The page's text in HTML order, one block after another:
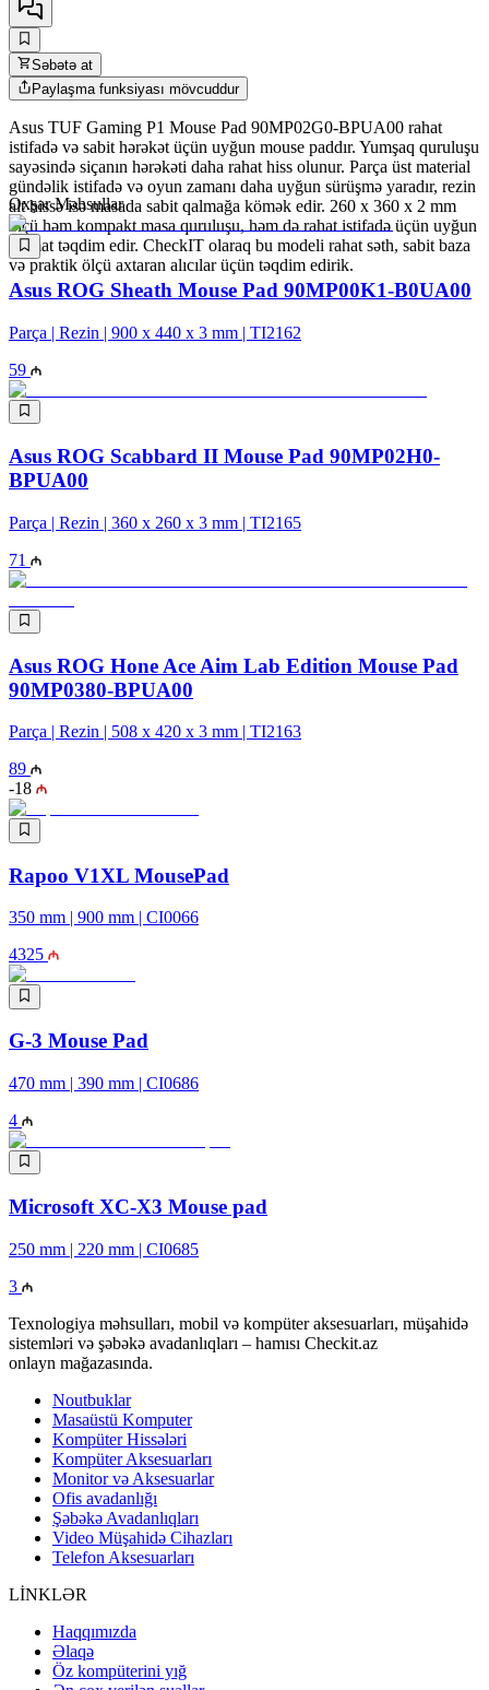
Səbətə at
Paylaşma funksiyası mövcuddur
Asus TUF Gaming P1 Mouse Pad 90MP02G0-BPUA00 rahat
istifadə və sabit hərəkət üçün uyğun mouse paddır. Yumşaq quruluşu
sayəsində siçanın hərəkəti daha rahat hiss olunur. Parça üst material
gündəlik istifadə və oyun zamanı daha uyğun sürüşmə yaradır, rezin
alt hissə isə masada sabit qalmağa kömək edir. 260 x 360 x 2 mm
ölçü həm kompakt masa quruluşu, həm də rahat istifadə üçün uyğun
format təqdim edir. CheckIT olaraq bu modeli rahat səth, sabit baza
və praktik ölçü axtaran alıcılar üçün təqdim edirik.
Oxşar Məhsullar
Asus ROG Sheath Mouse Pad 90MP00K1-B0UA00
Parça | Rezin | 900 x 440 x 3 mm | TI2162
59
Asus ROG Scabbard II Mouse Pad 90MP02H0-
BPUA00
Parça | Rezin | 360 x 260 x 3 mm | TI2165
71
Asus ROG Hone Ace Aim Lab Edition Mouse Pad
90MP0380-BPUA00
Parça | Rezin | 508 x 420 x 3 mm | TI2163
89
-18
Rapoo V1XL MousePad
350 mm | 900 mm | CI0066
4325
G-3 Mouse Pad
470 mm | 390 mm | CI0686
4
Microsoft XC-X3 Mouse pad
250 mm | 220 mm | CI0685
3
Texnologiya məhsulları, mobil və kompüter aksesuarları, müşahidə
sistemləri və şəbəkə avadanlıqları – hamısı Checkit.az
onlayn mağazasında.
Noutbuklar
Masaüstü Komputer
Kompüter Hissələri
Kompüter Aksesuarları
Monitor və Aksesuarlar
Ofis avadanlığı
Şəbəkə Avadanlıqları
Video Müşahidə Cihazları
Telefon Aksesuarları
LİNKLƏR
Haqqımızda
Əlaqə
Öz kompüterini yığ